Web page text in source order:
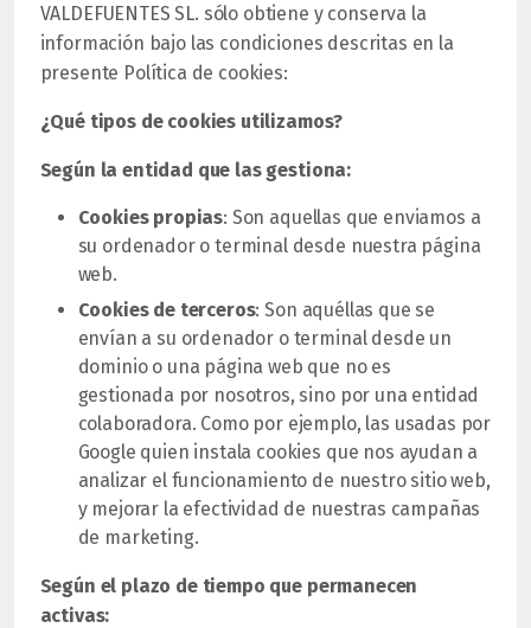
VALDEFUENTES SL. sólo obtiene y conserva la
información bajo las condiciones descritas en la
presente Política de cookies:
¿Qué tipos de cookies utilizamos?
Según la entidad que las gestiona:
Cookies propias: Son aquellas que enviamos a
su ordenador o terminal desde nuestra página
web.
Cookies de terceros: Son aquéllas que se
envían a su ordenador o terminal desde un
dominio o una página web que no es
gestionada por nosotros, sino por una entidad
colaboradora. Como por ejemplo, las usadas por
Google quien instala cookies que nos ayudan a
analizar el funcionamiento de nuestro sitio web,
y mejorar la efectividad de nuestras campañas
de marketing.
Según el plazo de tiempo que permanecen
activas: